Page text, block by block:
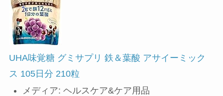
UHA味覚糖 グミサプリ 鉄＆葉酸 アサイーミック
ス 105日分 210粒
メディア: ヘルスケア&ケア用品